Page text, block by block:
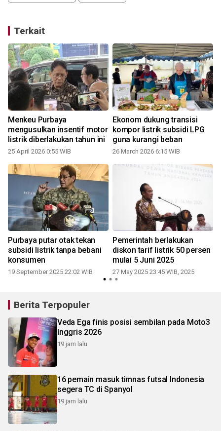
Terkait
Menkeu Purbaya
mengusulkan insentif motor
listrik diberlakukan tahun ini
25 April 2026 0:55 WIB
Ekonom dukung transisi
kompor listrik subsidi LPG
guna kurangi beban
26 March 2026 6:15 WIB
Purbaya putar otak tekan
subsidi listrik tanpa bebani
konsumen
19 September 2025 22:02 WIB
Pemerintah berlakukan
diskon tarif listrik 50 persen
mulai 5 Juni 2025
27 May 2025 23:45 WIB, 2025
Berita Terpopuler
Veda Ega finis posisi sembilan pada Moto3
Inggris 2026
19 jam lalu
16 pemain masuk timnas futsal Indonesia
segera TC di Spanyol
19 jam lalu